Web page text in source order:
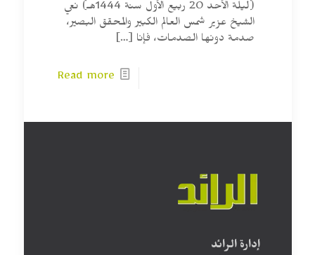
(ليلة الأحد 20 ربيع الأول سنة 1444هـ) نعي
الشيخ عزير شمس العالم الكبير والمحقق البصير،
صدمة دونها الصدمات، فإنا […]
Read more
إدارة الرائد